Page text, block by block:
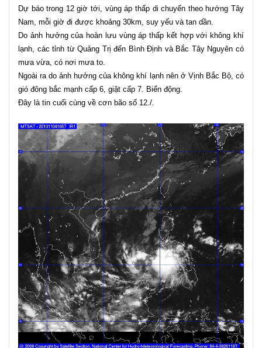
Dự báo trong 12 giờ tới, vùng áp thấp di chuyển theo hướng Tây
Nam, mỗi giờ đi được khoảng 30km, suy yếu và tan dần.
Do ảnh hưởng của hoàn lưu vùng áp thấp kết hợp với không khí
lạnh, các tỉnh từ Quảng Trị đến Bình Định và Bắc Tây Nguyên có
mưa vừa, có nơi mưa to.
Ngoài ra do ảnh hưởng của không khí lạnh nên ở Vịnh Bắc Bộ, có
gió đông bắc mạnh cấp 6, giật cấp 7. Biển động.
Đây là tin cuối cùng về cơn bão số 12./.